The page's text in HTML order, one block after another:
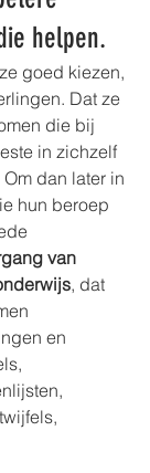
helpen.
goed kiezen,
Dat ze
die bij
in zichzelf
dan later in
hun beroep
van
, dat
en